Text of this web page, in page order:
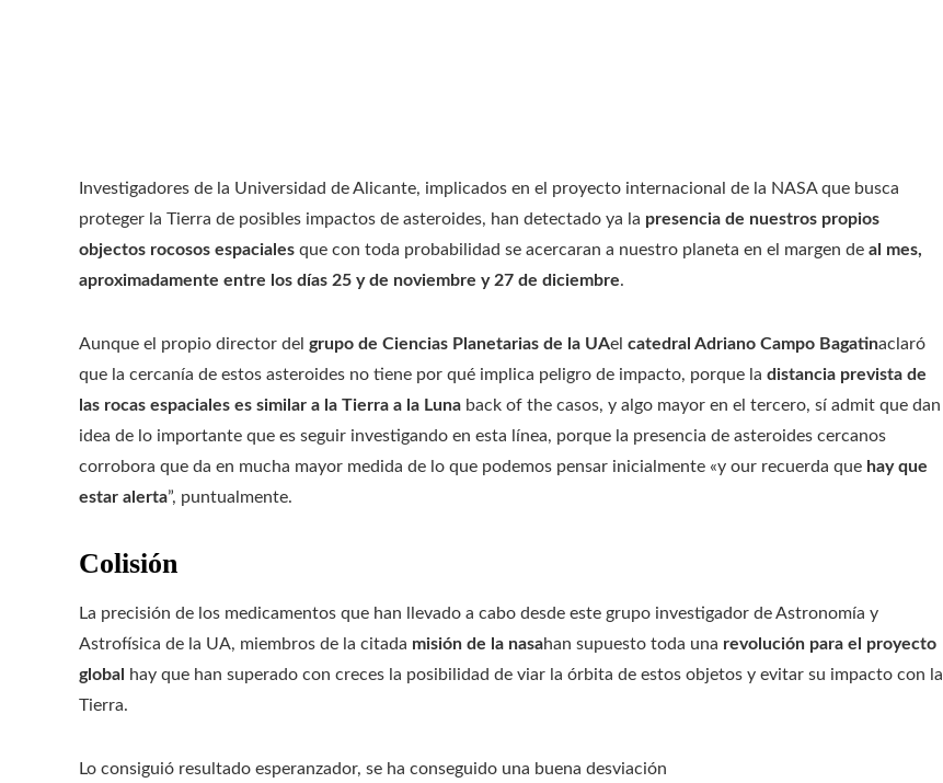
Investigadores de la Universidad de Alicante, implicados en el proyecto internacional de la NASA que busca
proteger la Tierra de posibles impactos de asteroides, han detectado ya la presencia de nuestros propios
objectos rocosos espaciales que con toda probabilidad se acercaran a nuestro planeta en el margen de al mes,
aproximadamente entre los días 25 y de noviembre y 27 de diciembre.
Aunque el propio director del grupo de Ciencias Planetarias de la UAel catedral Adriano Campo Bagatinaclaró
que la cercanía de estos asteroides no tiene por qué implica peligro de impacto, porque la distancia prevista de
las rocas espaciales es similar a la Tierra a la Luna back of the casos, y algo mayor en el tercero, sí admit que dan
idea de lo importante que es seguir investigando en esta línea, porque la presencia de asteroides cercanos
corrobora que da en mucha mayor medida de lo que podemos pensar inicialmente «y our recuerda que hay que
estar alerta”, puntualmente.
Colisión
La precisión de los medicamentos que han llevado a cabo desde este grupo investigador de Astronomía y
Astrofísica de la UA, miembros de la citada misión de la nasahan supuesto toda una revolución para el proyecto
global
hay que han superado con creces la posibilidad de viar la órbita de estos objetos y evitar su impacto con la
Tierra.
Lo consiguió resultado esperanzador, se ha conseguido una buena desviación